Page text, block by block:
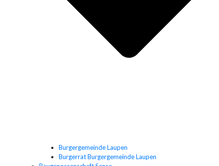
Burgergemeinde Laupen
Burgerrat Burgergemeinde Laupen